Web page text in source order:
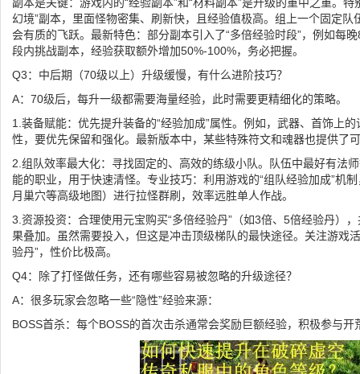
幻境”副本，里面怪物密集、刷新快，且经验值极高。组上一个固定
会有质的飞跃。最新特色：部分副本引入了“多倍经验时段”，例如每
段内挑战副本，经验获取额外增加50%-100%，务必把握。
Q3：中后期（70级以上）升级缓慢，有什么进阶技巧？
A：70级后，每升一级都需要海量经验，此时需要更精细化的策略。
1.装备赋能：优先提升装备的“经验加成”属性。例如，武器、首饰上的
性，要优先保留和强化。最新版本中，某些特殊符文和魂器也提供了
2.组队效率最大化：寻找固定的、高效的练级小队。队伍中最好有法
能的职业，用于快速清怪。专业技巧：利用游戏的“组队经验加成”机
月巢穴等高级地图）进行拉怪群刷，效率远胜单人作战。
3.资源投资：合理使用元宝购买“多倍经验丹”（如3倍、5倍经验丹）
果叠加。虽然需要投入，但这是冲击顶级梯队的最快途径。关注游戏
验丹”，性价比极高。
Q4：除了打怪做任务，还有哪些容易被忽略的升级途径？
A：很多玩家会忽略一些“隐性”经验来源：
BOSS首杀：每个BOSS的首次击杀通常会奖励巨额经验，积极参与开